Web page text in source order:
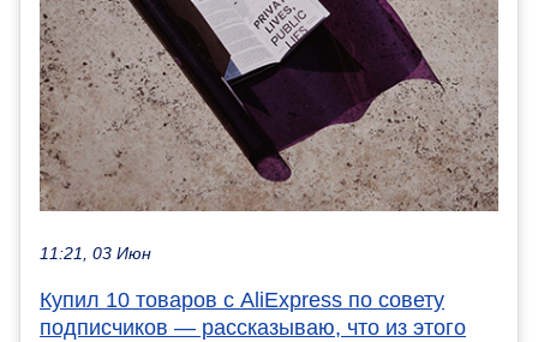
11:21, 03 Июн
Купил 10 товаров с AliExpress по совету
подписчиков — рассказываю, что из этого